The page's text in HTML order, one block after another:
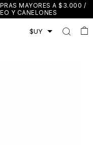
MAYORES A $3.000 /
Y CANELONES